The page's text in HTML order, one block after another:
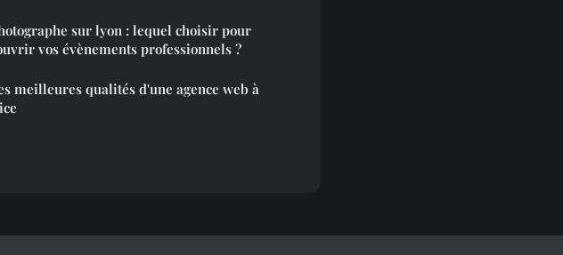
sur lyon : lequel choisir pour
vos évènements professionnels ?
meilleures qualités d'une agence web à